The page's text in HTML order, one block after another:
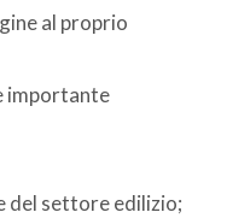
al proprio
importante
del settore edilizio;